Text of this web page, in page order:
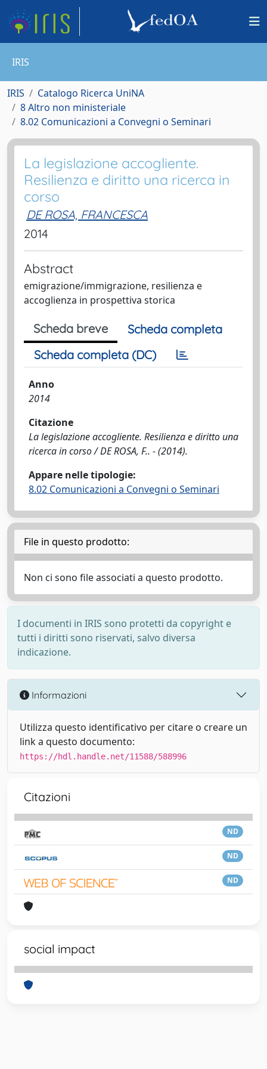
IRIS
IRIS
Catalogo Ricerca UniNA
8 Altro non ministeriale
8.02 Comunicazioni a Convegni o Seminari
La legislazione accogliente.
Resilienza e diritto una ricerca in
corso
DE ROSA, FRANCESCA
2014
Abstract
emigrazione/immigrazione, resilienza e
accoglienza in prospettiva storica
Scheda breve
Scheda completa
Scheda completa (DC)
Anno
2014
Citazione
La legislazione accogliente. Resilienza e diritto una
ricerca in corso / DE ROSA, F.. - (2014).
Appare nelle tipologie:
8.02 Comunicazioni a Convegni o Seminari
File in questo prodotto:
Non ci sono file associati a questo prodotto.
I documenti in IRIS sono protetti da copyright e
tutti i diritti sono riservati, salvo diversa
indicazione.
Informazioni
Utilizza questo identificativo per citare o creare un
link a questo documento:
https://hdl.handle.net/11588/588996
Citazioni
ND
ND
ND
social impact